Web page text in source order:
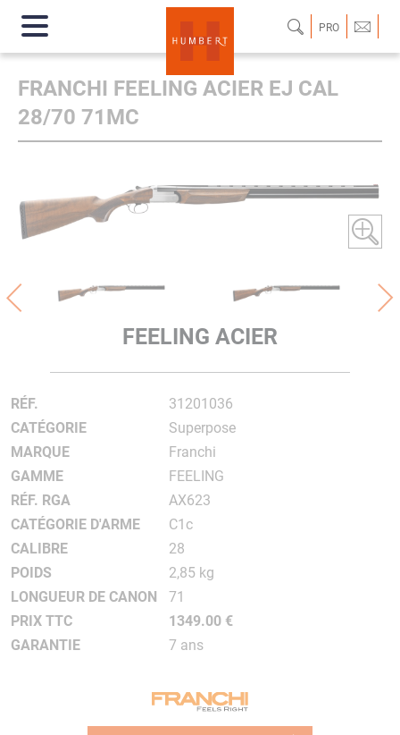
PRO
FRANCHI FEELING ACIER EJ CAL
28/70 71MC
FEELING ACIER
RÉF.
31201036
CATÉGORIE
Superpose
MARQUE
Franchi
GAMME
FEELING
RÉF. RGA
AX623
CATÉGORIE D'ARME
C1c
CALIBRE
28
POIDS
2,85 kg
LONGUEUR DE CANON
71
PRIX TTC
1349.00 €
GARANTIE
7 ans